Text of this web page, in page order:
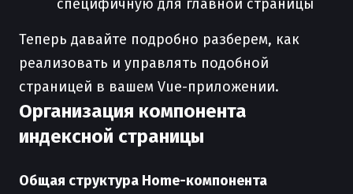
специфичную для главной страницы
Теперь давайте подробно разберем, как
реализовать и управлять подобной
страницей в вашем Vue-приложении.
Организация компонента
индексной страницы
Общая структура Home-компонента